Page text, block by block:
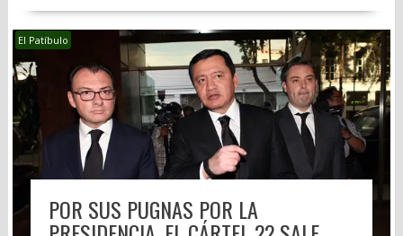
El Patíbulo
POR SUS PUGNAS POR LA